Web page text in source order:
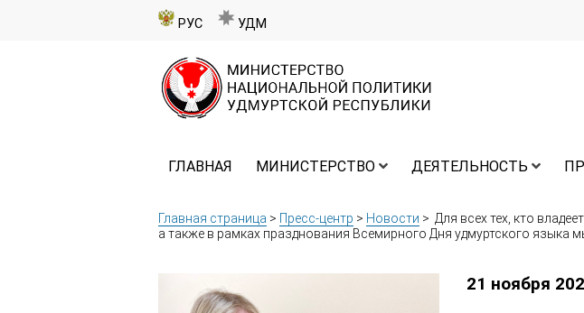
РУС УДМ
ГЛАВНАЯ МИНИСТЕРСТВО ДЕЯТЕЛЬНОСТЬ
Главная страница > Пресс-центр > Новости > Для всех тех, кто
а также в рамках празднования Всемирного Дня удмуртского
21 ноября